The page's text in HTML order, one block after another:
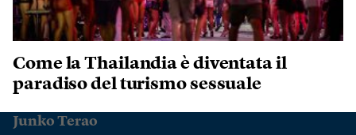
Come la Thailandia è diventata il
paradiso del turismo sessuale
Junko Terao